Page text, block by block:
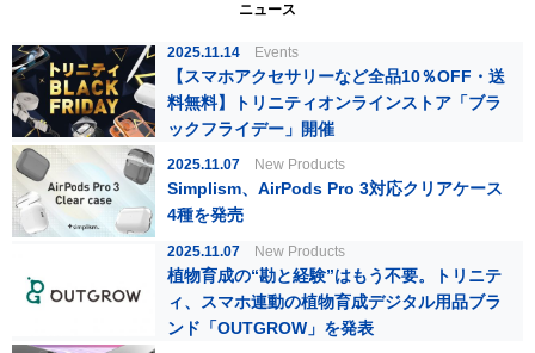
ニュース
2025.11.14 Events
【スマホアクセサリーなど全品10％OFF・送
料無料】トリニティオンラインストア「ブラ
ックフライデー」開催
2025.11.07 New Products
Simplism、AirPods Pro 3対応クリアケース
4種を発売
2025.11.07 New Products
植物育成の“勘と経験”はもう不要。トリニテ
ィ、スマホ連動の植物育成デジタル用品ブラ
ンド「OUTGROW」を発表